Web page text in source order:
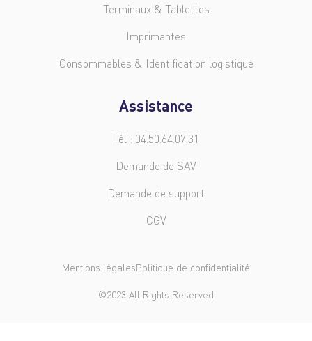
Terminaux & Tablettes
Imprimantes
Consommables & Identification logistique
Assistance
Tél : 04.50.64.07.31
Demande de SAV
Demande de support
CGV
Mentions légalesPolitique de confidentialité
©2023 All Rights Reserved